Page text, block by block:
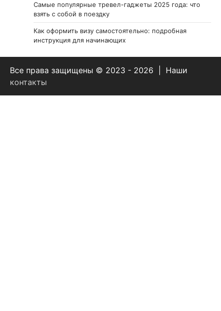
Самые популярные тревел-гаджеты 2025 года: что
взять с собой в поездку
Как оформить визу самостоятельно: подробная
инструкция для начинающих
Все права защищены © 2023 - 2026 | Наши
контакты